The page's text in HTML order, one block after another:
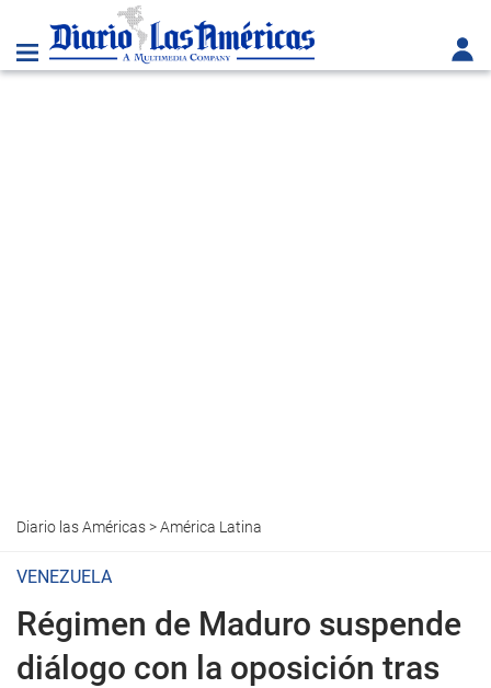
Diario las Américas>América Latina
VENEZUELA
Régimen de Maduro suspende
diálogo con la oposición tras